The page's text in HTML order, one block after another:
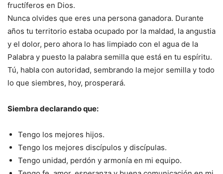
fructíferos en Dios.
Nunca olvides que eres una persona ganadora. Durante
años tu territorio estaba ocupado por la maldad, la angustia
y el dolor, pero ahora lo has limpiado con el agua de la
Palabra y puesto la palabra semilla que está en tu espíritu.
Tú, habla con autoridad, sembrando la mejor semilla y todo
lo que siembres, hoy, prosperará.
Siembra declarando que:
Tengo los mejores hijos.
Tengo los mejores discípulos y discípulas.
Tengo unidad, perdón y armonía en mi equipo.